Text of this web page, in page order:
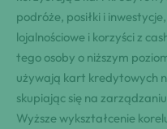
podróże, posiłki i
lojalnościowe i korzyści z
tego osoby o niższym
używają kart kredytowych
skupiając się na
Wyższe wykształcenie